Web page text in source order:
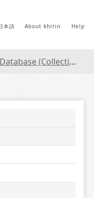
本語 About khirin Help
the National Museum of Japanese History)